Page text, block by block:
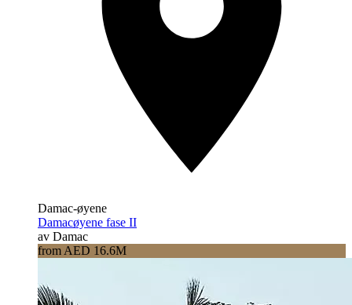
Damac-øyene
Damacøyene fase II
av Damac
from AED 16.6M